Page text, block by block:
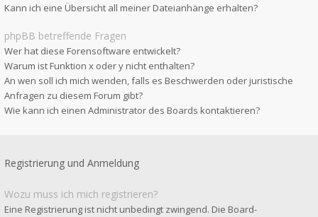
Kann ich eine Übersicht all meiner Dateianhänge erhalten?
phpBB betreffende Fragen
Wer hat diese Forensoftware entwickelt?
Warum ist Funktion x oder y nicht enthalten?
An wen soll ich mich wenden, falls es Beschwerden oder juristische
Anfragen zu diesem Forum gibt?
Wie kann ich einen Administrator des Boards kontaktieren?
Registrierung und Anmeldung
Wozu muss ich mich registrieren?
Eine Registrierung ist nicht unbedingt zwingend. Die Board-